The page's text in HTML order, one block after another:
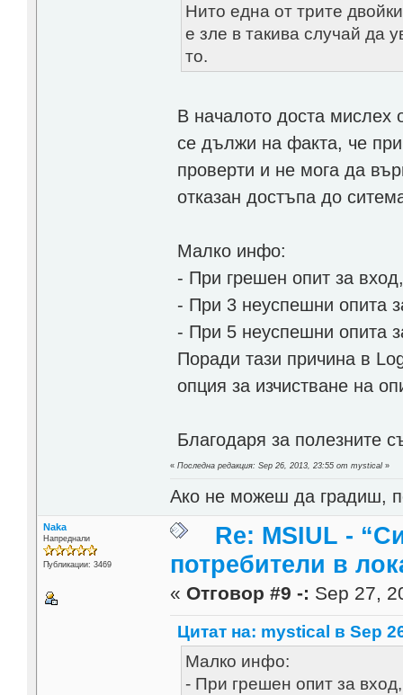
Нито една от трите
е зле в такива случай да
то.
В началото доста мислех
се дължи на факта, че
проверти и не мога да
отказан достъпа до
Малко инфо:
- При грешен опит за
- При 3 неуспешни опита
- При 5 неуспешни опита
Поради тази причина в
опция за изчистване на
Благодаря за полезните
«Последна редакция: Sep 26, 2013, 23:55 от mystical »
Ако не можеш да градиш,
Naka
Напреднали
Публикации: 3469
Re: MSIUL -
потребители в
« Отговор #9 -: Sep 27,
Цитат на: mystical в Sep
Малко инфо:
- При грешен опит за